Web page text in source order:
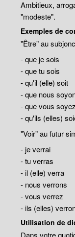
Ambitieux,
"modeste".
Exemples de
"Être" au
- que je sois
- que tu sois
- qu'il (elle) soit
- que nous
- que vous soyez
- qu'ils (elles)
"Voir" au futur
- je verrai
- tu verras
- il (elle) verra
- nous verrons
- vous verrez
- ils (elles)
Utilisation de
Dans votre